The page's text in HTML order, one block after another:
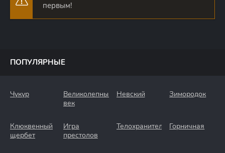
первым!
ПОПУЛЯРНЫЕ
Чукур
Великолепный
век
Невский Зимородок
Клюквенный
щербет
Игра
престолов
Телохранители Горничная